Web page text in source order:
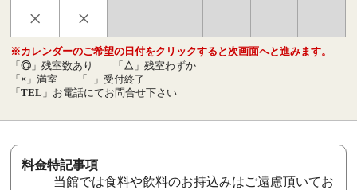
× ×
※カレンダーのご希望の日付をクリックすると次画面へと進みます。
「◎ 」残室数あり 「 △ 」残室わずか
「 × 」満室 「− 」受付終了
「TEL 」お電話にてお問合せ下さい
料金特記事項
当館では食料や飲料のお持込みはご遠慮頂いてお